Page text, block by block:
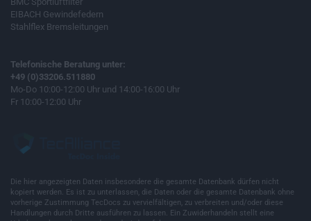
EIBACH Gewindefedern
Stahlflex Bremsleitungen
Telefonische Beratung unter:
+49 (0)33206.511880
Mo-Do 10:00-12:00 Uhr und 14:00-16:00 Uhr
Fr 10:00-12:00 Uhr
Die hier angezeigten Daten insbesondere die gesamte Datenbank dürfen nicht
kopiert werden. Es ist zu unterlassen, die Daten oder die gesamte Datenbank ohne
vorherige Zustimmung TecDocs zu vervielfältigen, zu verbreiten und/oder diese
Handlungen durch Dritte ausführen zu lassen. Ein Zuwiderhandeln stellt eine